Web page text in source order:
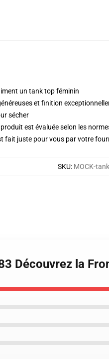
un tank top féminin
et finition
sécher
est évaluée selon les
fait juste pour vous par votre
SKU: MOCK-
Découvrez la